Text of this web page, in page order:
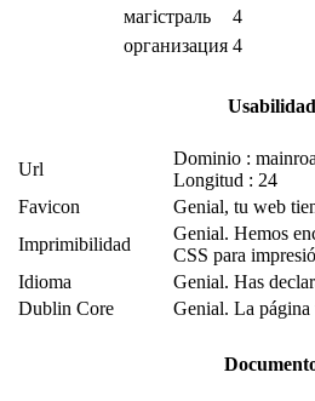
магістраль
4
организация 4
Usabilidad
Url
Dominio :
Longitud : 24
Favicon
Genial, tu web
Imprimibilidad
Genial. Hemos
CSS para
Idioma
Genial. Has
Dublin Core
Genial. La